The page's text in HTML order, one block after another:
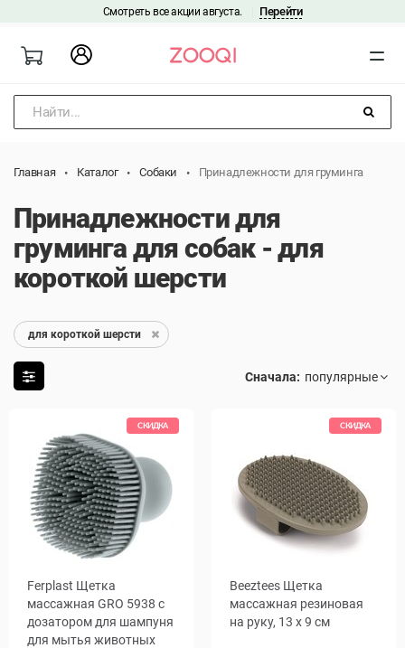
Смотреть все акции августа. Перейти
Найти...
Главная Каталог Собаки Принадлежности для груминга
Принадлежности для
груминга для собак - для
короткой шерсти
для короткой шерсти
Сначала:
СКИДКА
Ferplast Щетка
массажная GRO 5938 с
дозатором для шампуня
для мытья животных
СКИДКА
Beeztees Щетка
массажная резиновая
на руку, 13 х 9 см